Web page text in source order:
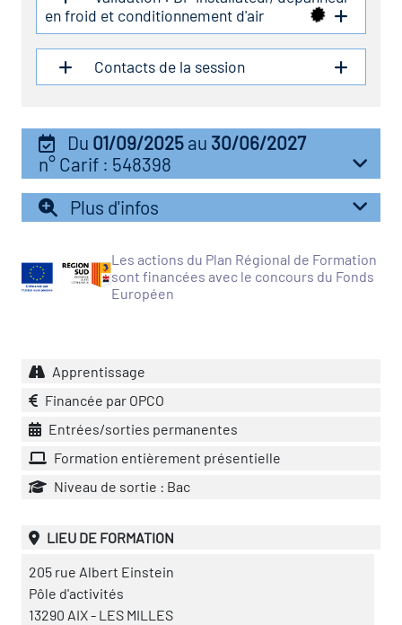
des secteurs(en
construction)
en froid et conditionnement d'air
Contacts de la session
Du 01/09/2025 au 30/06/2027
n° Carif : 548398
Plus d'infos
Les actions du Plan Régional de Formation
sont financées avec le concours du Fonds
Européen
Apprentissage
Financée par OPCO
Entrées/sorties permanentes
Formation entièrement présentielle
Niveau de sortie : Bac
LIEU DE FORMATION
205 rue Albert Einstein
Pôle d'activités
13290 AIX - LES MILLES